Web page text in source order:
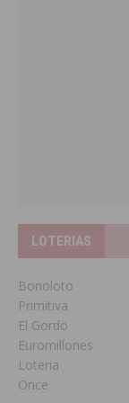
LOTERIAS
Bonoloto
Primitiva
El Gordo
Euromillones
Loteria
Once